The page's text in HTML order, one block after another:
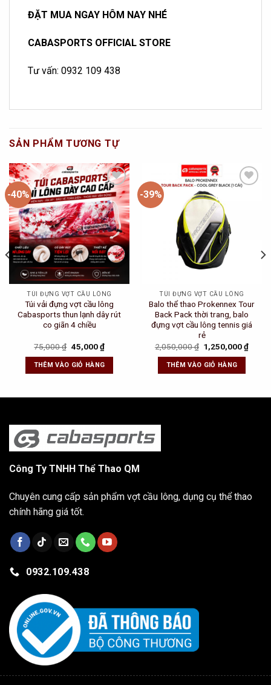
ĐẶT MUA NGAY HÔM NAY NHÉ
CABASPORTS OFFICIAL STORE
Tư vấn: 0932 109 438
SẢN PHẨM TƯƠNG TỰ
-40%
Add to
Wishlist
TÚI ĐỰNG VỢT CẦU LÔNG
Túi vải đựng vợt cầu lông
Cabasports thun lạnh dây rút
co giãn 4 chiều
75,000₫ Original
price
was:
75,000 ₫.
45,000₫Current
price
is:
45,000 ₫.
THÊM VÀO GIỎ HÀNG
-39%
TÚI ĐỰNG VỢT CẦU LÔNG
Balo thể thao Prokennex Tour
Back Pack thời trang, balo
đựng vợt cầu lông tennis giá
rẻ
2,050,000₫ Original
price
was:
2,050,000 ₫.
1,250,000₫
THÊM VÀO GIỎ HÀNG
Công Ty TNHH Thể Thao QM
Chuyên cung cấp sản phẩm vợt cầu lông, dụng cụ thể thao
chính hãng giá tốt.
0932.109.438